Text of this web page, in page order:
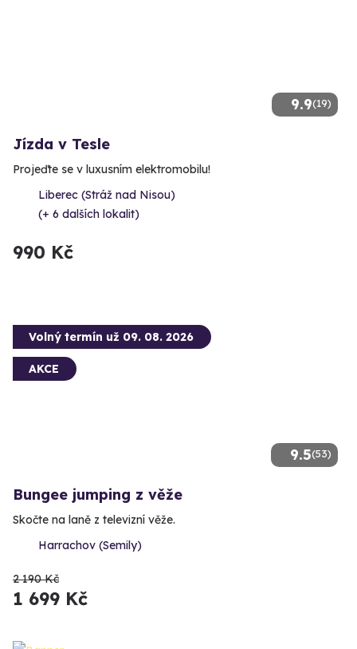
9.9(19)
Jízda v Tesle
Projeďte se v luxusním elektromobilu!
Liberec (Stráž nad Nisou)
(+ 6 dalších lokalit)
990 Kč
9.5(53)
Volný termín už 09. 08. 2026
AKCE
Bungee jumping z věže
Skočte na laně z televizní věže.
Harrachov (Semily)
2 190 Kč
1 699 Kč